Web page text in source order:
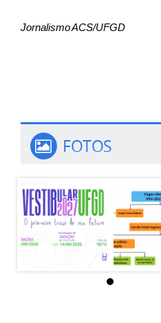
Jornalismo ACS/UFGD
FOTOS